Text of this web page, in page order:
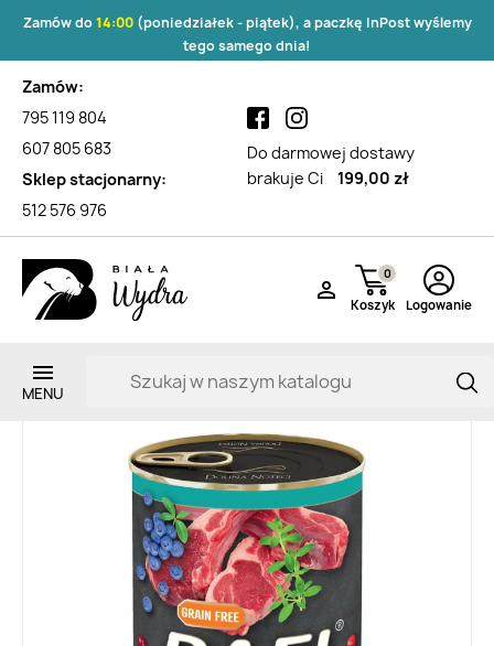
Zamów do14:00(poniedziałek - piątek), a paczkę InPost wyślemy
tego samego dnia!
Zamów:
795 119 804
607 805 683
Sklep stacjonarny:
512 576 976
Do darmowej dostawy
brakuje Ci
199,00 zł

Koszyk
0
Logowanie